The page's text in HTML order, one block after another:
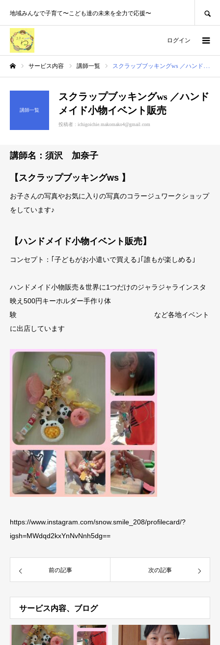
地域みんなで子育て〜こども達の未来を全力で応援〜
ログイン
サービス内容 講師一覧 スクラップブッキングws ／ハンドメイド小物イベント販売
講師一覧
スクラップブッキングws ／ハンド
メイド小物イベント販売
投稿者 : ichigoichie.makomako4@gmail.com
講師名：須沢 加奈子
【スクラップブッキングws 】
お子さんの写真やお気に入りの写真のコラージュワークショップ
をしています♪
【ハンドメイド小物イベント販売】
コンセプト：｢子どもがお小遣いで買える｣｢誰もが楽しめる｣
ハンドメイド小物販売＆世界に1つだけのジャラジャラインスタ
映え500円キーホルダー手作り体
験 など各地イベント
に出店しています
https://www.instagram.com/snow.smile_208/profilecard/?
igsh=MWdqd2kxYnNvNnh5dg==
前の記事 次の記事
サービス内容、ブログ